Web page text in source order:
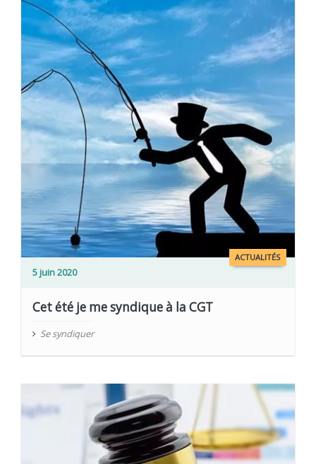
ACTUALITÉS
5 juin 2020
Cet été je me syndique à la CGT
Se syndiquer